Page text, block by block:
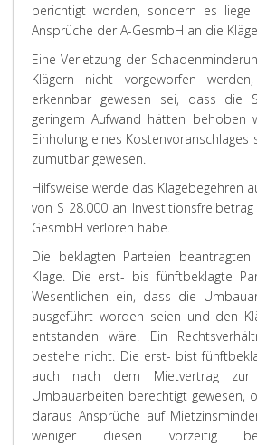
berichtigt worden, sondern es
Ansprüche der A-GesmbH an die
Eine Verletzung der
Klägern nicht vorgeworfen
erkennbar gewesen sei, dass die
geringem Aufwand hätten behoben
Einholung eines Kostenvoranschlages
zumutbar gewesen.
Hilfsweise werde das Klagebegehren
von S 28.000 an
GesmbH verloren habe.
Die beklagten Parteien
Klage. Die erst- bis fünftbeklagte
Wesentlichen ein, dass die
ausgeführt worden seien und den
entstanden wäre. Ein
bestehe nicht. Die erst- bist
auch nach dem Mietvertrag zur
Umbauarbeiten berechtigt gewesen,
daraus Ansprüche auf
weniger diesen vorzeitig